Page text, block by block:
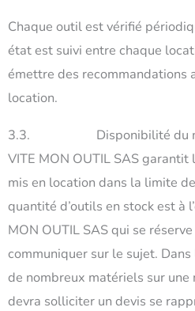
Chaque outil est vérifié
état est suivi entre chaque
émettre des recommandations
location.
3.3. Disponibilité du
VITE MON OUTIL SAS
mis en location dans la limite
quantité d’outils en stock est à
MON OUTIL SAS qui se
communiquer sur le sujet.
de nombreux matériels sur
devra solliciter un devis se